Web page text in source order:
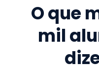
O que
mil